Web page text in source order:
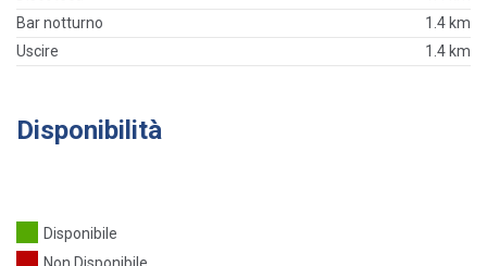
Bar notturno
1.4 km
Uscire
1.4 km
Disponibilità
Disponibile